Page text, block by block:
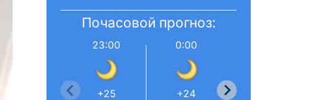
Почасовой прогноз:
23:00
+25
0:00
+24
+24